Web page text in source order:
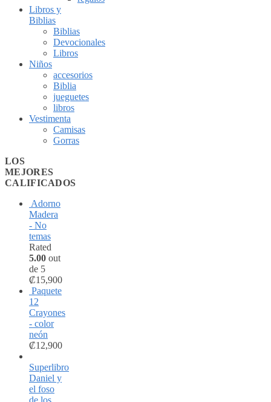
Libros y
Biblias
Biblias
Devocionales
Libros
Niños
accesorios
Biblia
jueguetes
libros
Vestimenta
Camisas
Gorras
LOS
MEJORES
CALIFICADOS
Adorno
Madera
- No
temas
Rated
5.00 out
de 5
₡15,900
Paquete
12
Crayones
- color
neón
₡12,900
Superlibro
Daniel y
el foso
de los